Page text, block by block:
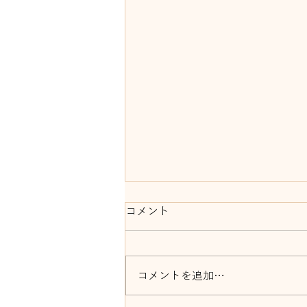
コメント
コメントを追加…